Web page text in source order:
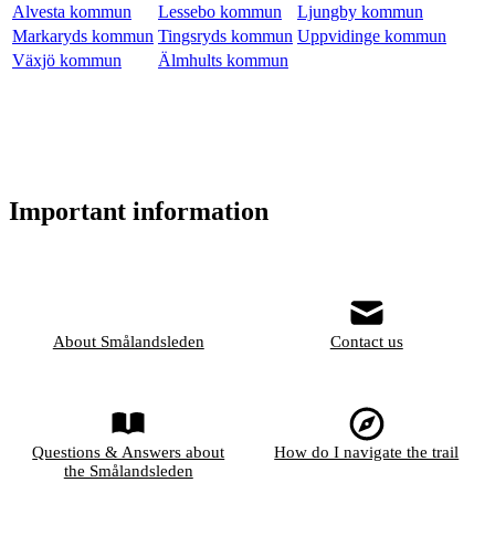
Alvesta kommun Lessebo kommun
Ljungby kommun
Markaryds kommun Tingsryds kommun Uppvidinge kommun
Växjö kommun
Älmhults kommun
Important information
About Smålandsleden Contact us
Questions & Answers about
the Smålandsleden
How do I navigate the trail